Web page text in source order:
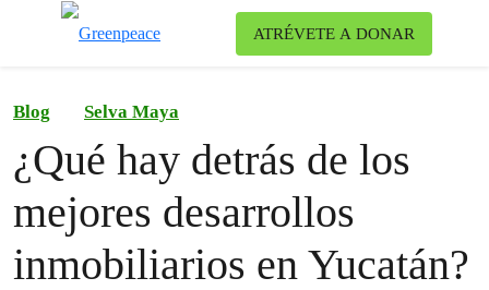
ATRÉVETE A DONAR
Blog Selva Maya
¿Qué hay detrás de los
mejores desarrollos
inmobiliarios en Yucatán?